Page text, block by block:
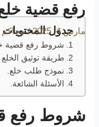
رفع قضية
مارس 4, 2025 /محاكم
جدول المحتويات
شروط رفع قضية
طريقة توثيق
نموذج طلب خلع.
الأسئلة الشائعة.
شروط رفع